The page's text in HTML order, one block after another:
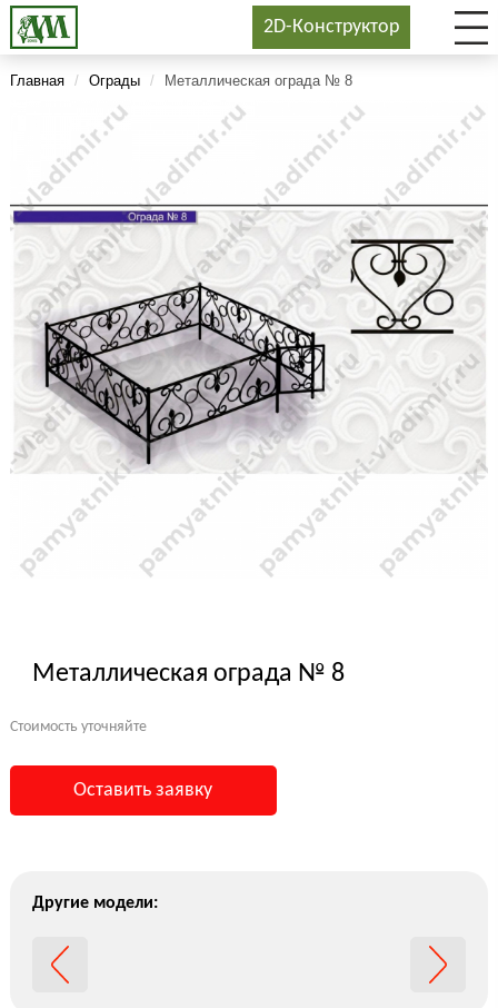
2D-Конструктор
Главная / Ограды / Металлическая ограда № 8
Металлическая ограда № 8
Стоимость уточняйте
Оставить заявку
Другие модели: